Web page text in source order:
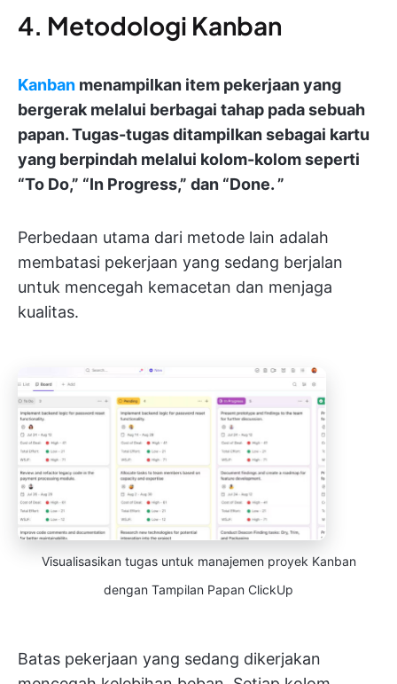
4. Metodologi Kanban
Kanban menampilkan item pekerjaan yang
bergerak melalui berbagai tahap pada sebuah
papan. Tugas-tugas ditampilkan sebagai kartu
yang berpindah melalui kolom-kolom seperti
“To Do,” “In Progress,” dan “Done. ”
Perbedaan utama dari metode lain adalah
membatasi pekerjaan yang sedang berjalan
untuk mencegah kemacetan dan menjaga
kualitas.
Visualisasikan tugas untuk manajemen proyek Kanban
dengan Tampilan Papan ClickUp
Batas pekerjaan yang sedang dikerjakan